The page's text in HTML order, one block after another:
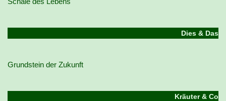
Dies & Das
Grundstein der Zukunft
Kräuter & Co